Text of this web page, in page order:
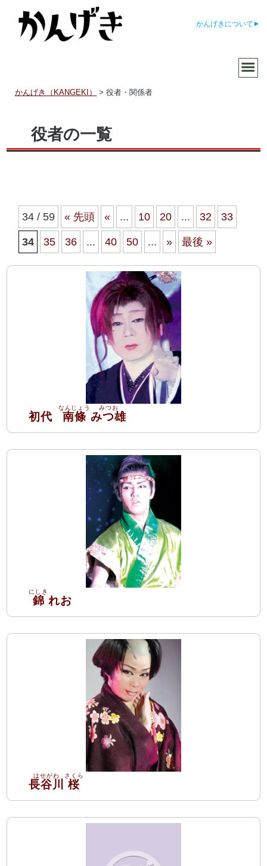
かんげきについて
かんげき（KANGEKI） >役者・関係者
役者の一覧
34 / 59 « 先頭 « ... 10 20 ... 32 33
34 35 36 ... 40 50 ... » 最後 »
初代 南條 みつ雄
錦 れお
長谷川 桜